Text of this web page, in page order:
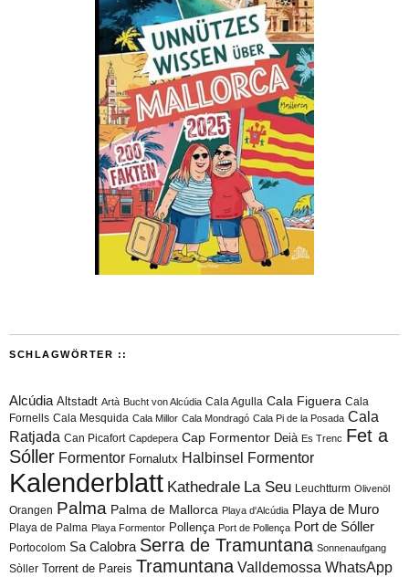
SCHLAGWÖRTER ::
Alcúdia Altstadt Artà Bucht von Alcúdia Cala Agulla Cala Figuera Cala
Fornells Cala Mesquida Cala Millor Cala Mondragó Cala Pi de la Posada Cala
Ratjada Can Picafort Capdepera Cap Formentor Deià Es Trenc Fet a
Sóller Formentor Fornalutx Halbinsel Formentor
Kalenderblatt Kathedrale La Seu Leuchtturm Olivenöl
Orangen Palma Palma de Mallorca Playa d'Alcúdia Playa de Muro
Playa de Palma Playa Formentor Pollença Port de Pollença Port de Sóller
Portocolom Sa Calobra Serra de Tramuntana Sonnenaufgang
Sòller Torrent de Pareis Tramuntana Valldemossa WhatsApp